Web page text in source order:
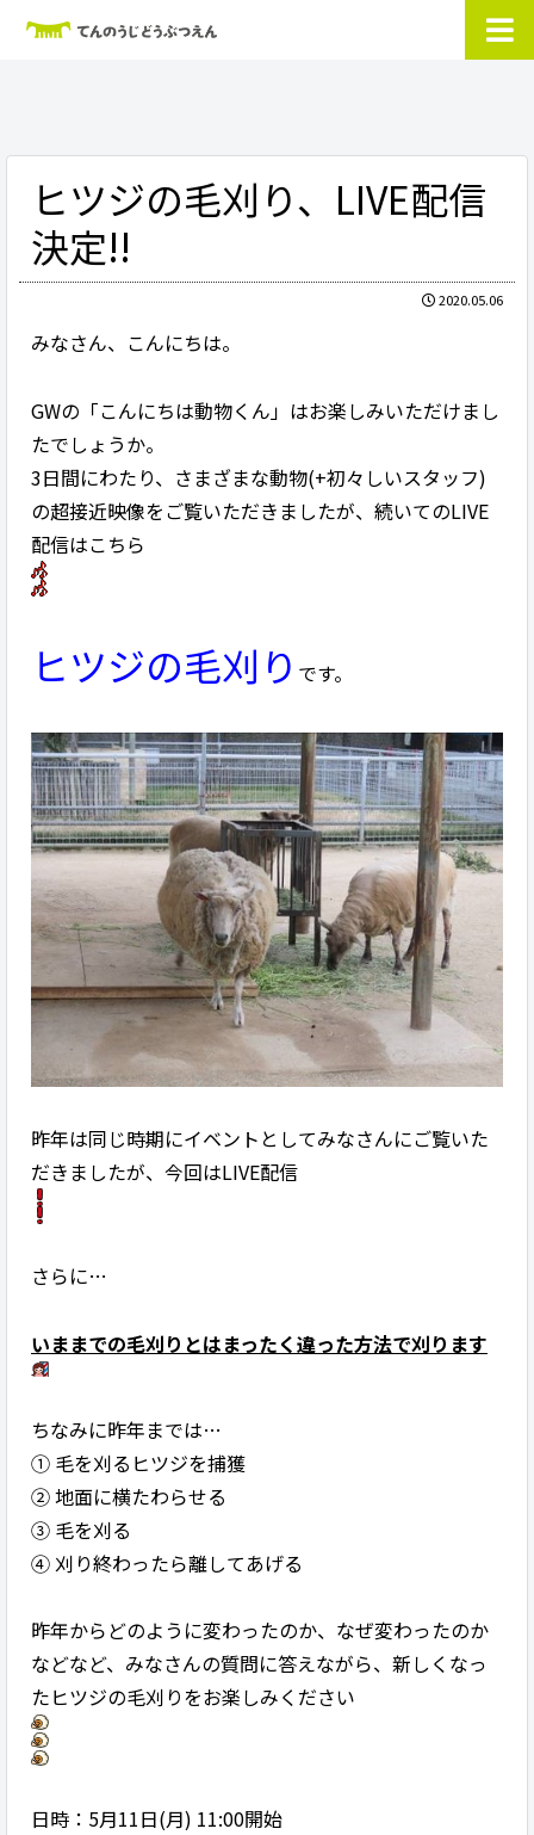
ヒツジの毛刈り、LIVE配信
決定!!
2020.05.06
みなさん、こんにちは。
GWの「こんにちは動物くん」はお楽しみいただけまし
たでしょうか。
3日間にわたり、さまざまな動物(+初々しいスタッフ)
の超接近映像をご覧いただきましたが、続いてのLIVE
配信はこちら
ヒツジの毛刈り です。
昨年は同じ時期にイベントとしてみなさんにご覧いた
だきましたが、今回はLIVE配信
さらに…
いままでの毛刈りとはまったく違った方法で刈ります
ちなみに昨年までは…
① 毛を刈るヒツジを捕獲
② 地面に横たわらせる
③ 毛を刈る
④ 刈り終わったら離してあげる
昨年からどのように変わったのか、なぜ変わったのか
などなど、みなさんの質問に答えながら、新しくなっ
たヒツジの毛刈りをお楽しみください
日時：5月11日(月) 11:00開始